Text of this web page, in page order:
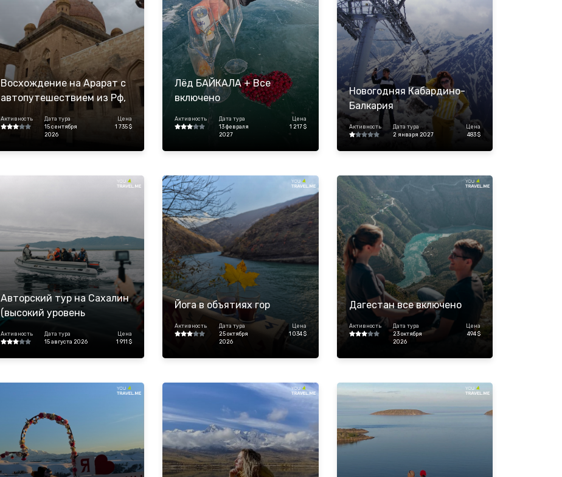
Восхождение на Арарат с
автопутешествием из Рф,
Активность
Дата тура
15 сентября
2026
Цена
1 735 $
Лёд БАЙКАЛА + Все
включено
Активность
Дата тура
13 февраля
2027
Цена
1 217 $
Новогодняя Кабардино-
Балкария
Активность
Дата тура
2 января 2027
Цена
483 $
Авторский тур на Сахалин
(высокий уровень
Активность
Дата тура
15 августа 2026
Цена
1 911 $
Йога в объятиях гор
Активность
Дата тура
25 октября
2026
Цена
1 034 $
Дагестан все включено
Активность
Дата тура
23 октября
2026
Цена
494 $